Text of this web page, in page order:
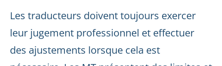
Les traducteurs doivent toujours exercer
leur jugement professionnel et effectuer
des ajustements lorsque cela est